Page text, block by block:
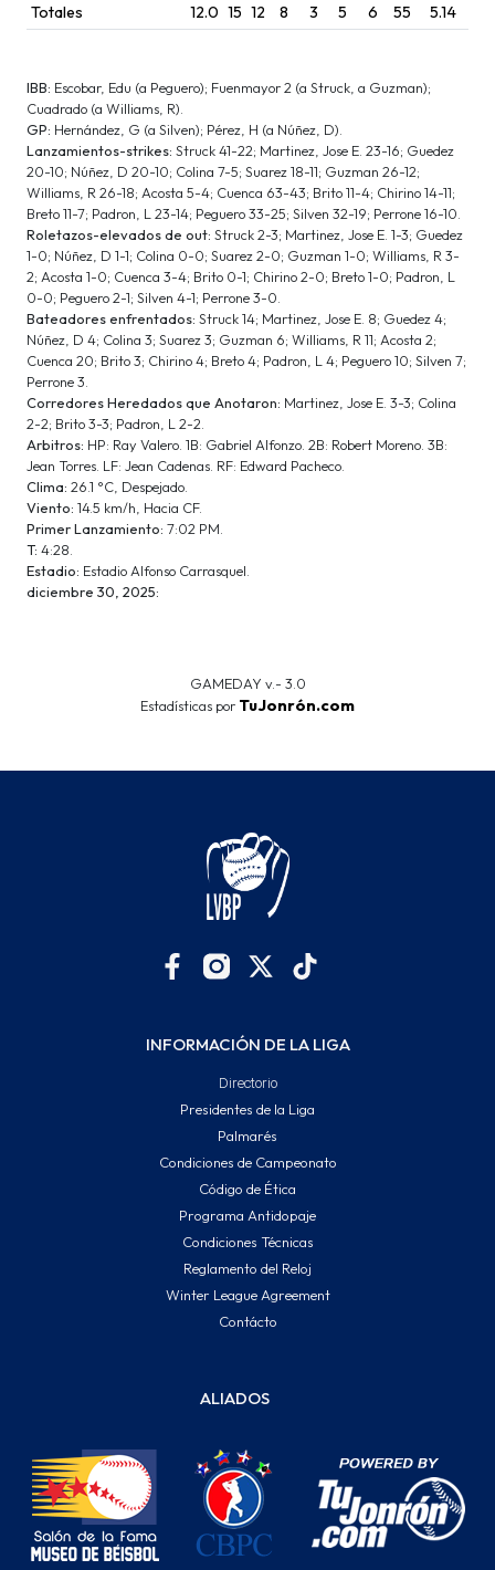
Totales 12.0 15 12 8 3 5 6 55 5.14
IBB: Escobar, Edu (a Peguero); Fuenmayor 2 (a Struck, a Guzman);
Cuadrado (a Williams, R).
GP: Hernández, G (a Silven); Pérez, H (a Núñez, D).
Lanzamientos-strikes: Struck 41-22; Martinez, Jose E. 23-16; Guedez
20-10; Núñez, D 20-10; Colina 7-5; Suarez 18-11; Guzman 26-12;
Williams, R 26-18; Acosta 5-4; Cuenca 63-43; Brito 11-4; Chirino 14-11;
Breto 11-7; Padron, L 23-14; Peguero 33-25; Silven 32-19; Perrone 16-10.
Roletazos-elevados de out: Struck 2-3; Martinez, Jose E. 1-3; Guedez
1-0; Núñez, D 1-1; Colina 0-0; Suarez 2-0; Guzman 1-0; Williams, R 3-
2; Acosta 1-0; Cuenca 3-4; Brito 0-1; Chirino 2-0; Breto 1-0; Padron, L
0-0; Peguero 2-1; Silven 4-1; Perrone 3-0.
Bateadores enfrentados: Struck 14; Martinez, Jose E. 8; Guedez 4;
Núñez, D 4; Colina 3; Suarez 3; Guzman 6; Williams, R 11; Acosta 2;
Cuenca 20; Brito 3; Chirino 4; Breto 4; Padron, L 4; Peguero 10; Silven 7;
Perrone 3.
Corredores Heredados que Anotaron: Martinez, Jose E. 3-3; Colina
2-2; Brito 3-3; Padron, L 2-2.
Arbitros: HP: Ray Valero. 1B: Gabriel Alfonzo. 2B: Robert Moreno. 3B:
Jean Torres. LF: Jean Cadenas. RF: Edward Pacheco.
Clima: 26.1 °C, Despejado.
Viento: 14.5 km/h, Hacia CF.
Primer Lanzamiento: 7:02 PM.
T: 4:28.
Estadio: Estadio Alfonso Carrasquel.
diciembre 30, 2025:
GAMEDAY v.- 3.0
Estadísticas por TuJonrón.com
INFORMACIÓN DE LA LIGA
Directorio
Presidentes de la Liga
Palmarés
Condiciones de Campeonato
Código de Ética
Programa Antidopaje
Condiciones Técnicas
Reglamento del Reloj
Winter League Agreement
Contácto
ALIADOS